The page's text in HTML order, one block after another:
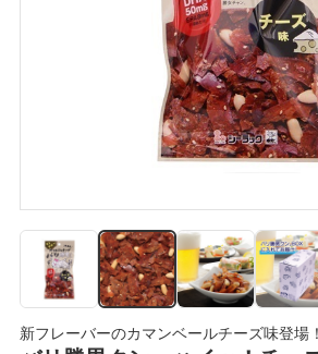
新フレーバーのカマンベールチーズ味登場！